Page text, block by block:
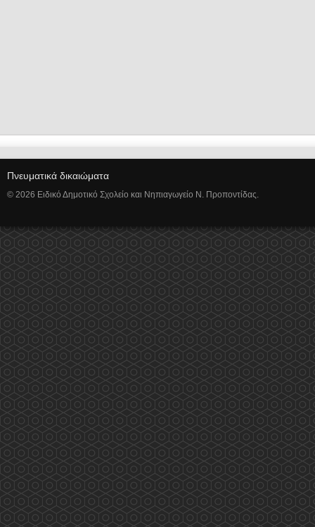
Πνευματικά δικαιώματα
© 2026 Ειδικό Δημοτικό Σχολείο και Νηπιαγωγείο Ν. Προποντίδας.